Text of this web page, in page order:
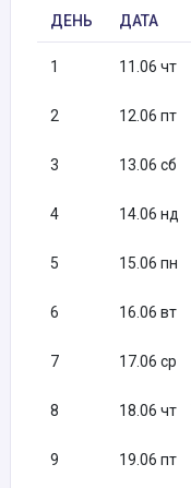
ДЕНЬ ДАТА
1 11.06 чт
2 12.06 пт
3 13.06 сб
4 14.06 нд
5 15.06 пн
6 16.06 вт
7 17.06 ср
8 18.06 чт
9 19.06 пт